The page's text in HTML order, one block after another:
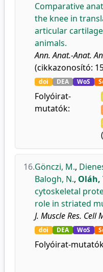
Comparative
the knee in
articular
animals.
Ann. Anat.-Anat.
(cikkazonosító:
doi DEA WoS
Folyóirat-
mutatók:
16.Gönczi, M.,
Balogh, N., Oláh,
cytoskeletal
role in striated
J. Muscle Res. Cell
doi DEA WoS
Folyóirat-